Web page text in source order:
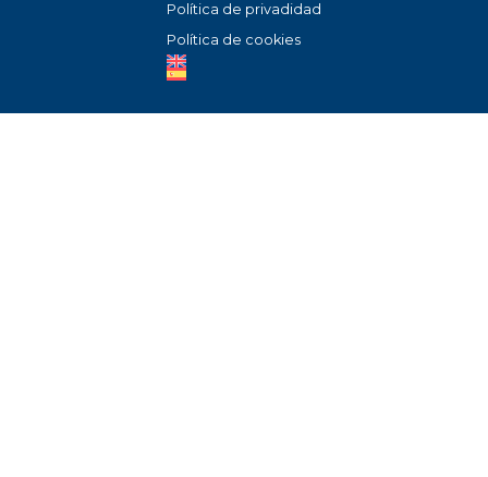
Política de privadidad
Política de cookies